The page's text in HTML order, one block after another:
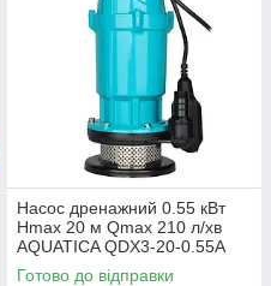
Насос дренажний 0.55 кВт
Hmax 20 м Qmax 210 л/хв
AQUATICA QDX3-20-0.55A
(773233)
Готово до відправки